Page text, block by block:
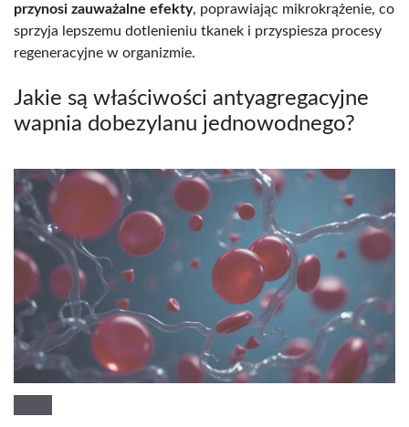
przynosi zauważalne efekty, poprawiając mikrokrążenie, co
sprzyja lepszemu dotlenieniu tkanek i przyspiesza procesy
regeneracyjne w organizmie.
Jakie są właściwości antyagregacyjne
wapnia dobezylanu jednowodnego?